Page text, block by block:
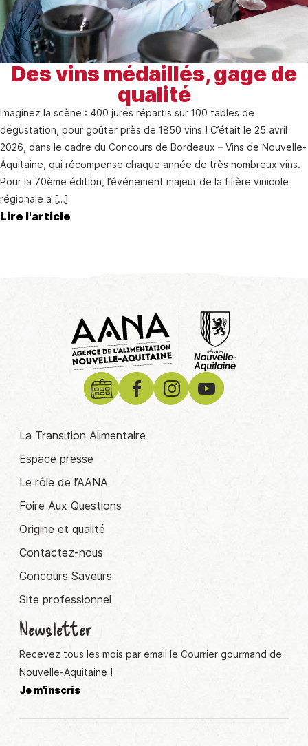
Des vins médaillés, gage de
qualité
Imaginez la scène : 400 jurés répartis sur 100 tables de
dégustation, pour goûter près de 1850 vins ! C’était le 25 avril
2026, dans le cadre du Concours de Bordeaux – Vins de Nouvelle-
Aquitaine, qui récompense chaque année de très nombreux vins.
Pour la 70ème édition, l’événement majeur de la filière vinicole
régionale a […]
Lire l'article
La Transition Alimentaire
Espace presse
Le rôle de l’AANA
Foire Aux Questions
Origine et qualité
Contactez-nous
Concours Saveurs
Site professionnel
Newsletter
Recevez tous les mois par email le Courrier gourmand de
Nouvelle-Aquitaine !
Je m'inscris